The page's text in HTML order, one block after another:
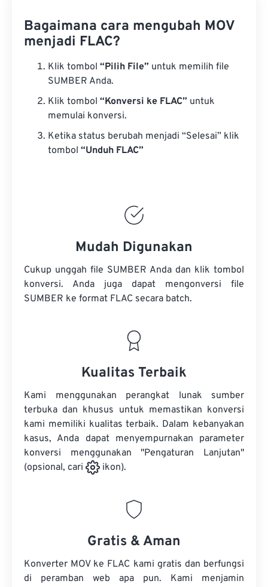
Bagaimana cara mengubah MOV
menjadi FLAC?
Klik tombol “Pilih File” untuk memilih file
SUMBER Anda.
Klik tombol “Konversi ke FLAC” untuk
memulai konversi.
Ketika status berubah menjadi “Selesai” klik
tombol “Unduh FLAC”
Mudah Digunakan
Cukup unggah file SUMBER Anda dan klik tombol
konversi. Anda juga dapat mengonversi file
SUMBER ke format FLAC secara batch.
Kualitas Terbaik
Kami menggunakan perangkat lunak sumber
terbuka dan khusus untuk memastikan konversi
kami memiliki kualitas terbaik. Dalam kebanyakan
kasus, Anda dapat menyempurnakan parameter
konversi menggunakan "Pengaturan Lanjutan"
(opsional, cari
ikon).
Gratis & Aman
Konverter MOV ke FLAC kami gratis dan berfungsi
di peramban web apa pun. Kami menjamin